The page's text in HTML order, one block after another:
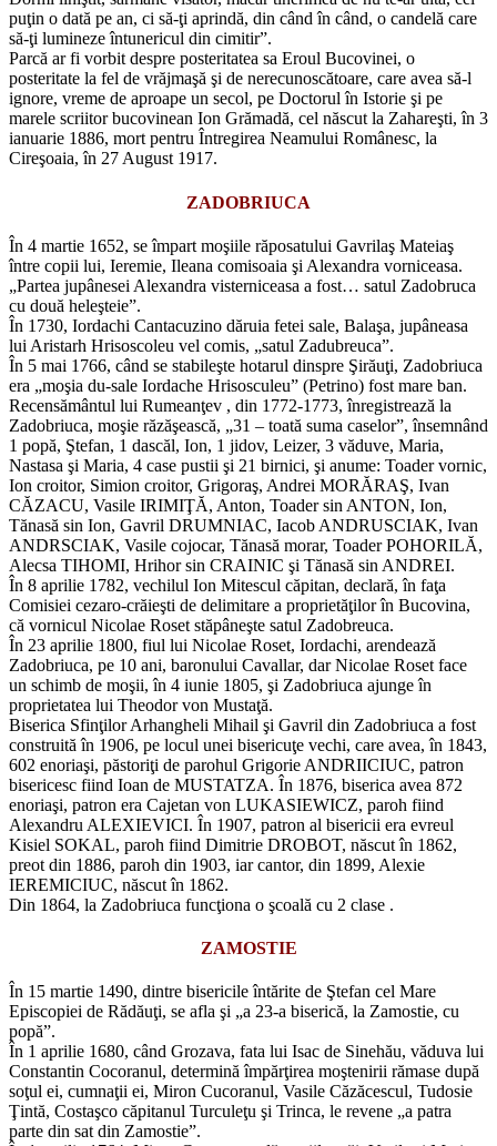
puţin o dată pe an, ci să-ţi aprindă, din când în când, o candelă care
să-ţi lumineze întunericul din cimitir”.
Parcă ar fi vorbit despre posteritatea sa Eroul Bucovinei, o
posteritate la fel de vrăjmaşă şi de nerecunoscătoare, care avea să-l
ignore, vreme de aproape un secol, pe Doctorul în Istorie şi pe
marele scriitor bucovinean Ion Grămadă, cel născut la Zahareşti, în 3
ianuarie 1886, mort pentru Întregirea Neamului Românesc, la
Cireşoaia, în 27 August 1917.
ZADOBRIUCA
În 4 martie 1652, se împart moşiile răposatului Gavrilaş Mateiaş
între copii lui, Ieremie, Ileana comisoaia şi Alexandra vorniceasa.
„Partea jupânesei Alexandra visterniceasa a fost… satul Zadobruca
cu două heleşteie”.
În 1730, Iordachi Cantacuzino dăruia fetei sale, Balaşa, jupâneasa
lui Aristarh Hrisoscoleu vel comis, „satul Zadubreuca”.
În 5 mai 1766, când se stabileşte hotarul dinspre Şirăuţi, Zadobriuca
era „moşia du-sale Iordache Hrisosculeu” (Petrino) fost mare ban.
Recensământul lui Rumeanţev , din 1772-1773, înregistrează la
Zadobriuca, moşie răzăşească, „31 – toată suma caselor”, însemnând
1 popă, Ştefan, 1 dascăl, Ion, 1 jidov, Leizer, 3 văduve, Maria,
Nastasa şi Maria, 4 case pustii şi 21 birnici, şi anume: Toader vornic,
Ion croitor, Simion croitor, Grigoraş, Andrei MORĂRAŞ, Ivan
CĂZACU, Vasile IRIMIŢĂ, Anton, Toader sin ANTON, Ion,
Tănasă sin Ion, Gavril DRUMNIAC, Iacob ANDRUSCIAK, Ivan
ANDRSCIAK, Vasile cojocar, Tănasă morar, Toader POHORILĂ,
Alecsa TIHOMI, Hrihor sin CRAINIC şi Tănasă sin ANDREI.
În 8 aprilie 1782, vechilul Ion Mitescul căpitan, declară, în faţa
Comisiei cezaro-crăieşti de delimitare a proprietăţilor în Bucovina,
că vornicul Nicolae Roset stăpâneşte satul Zadobreuca.
În 23 aprilie 1800, fiul lui Nicolae Roset, Iordachi, arendează
Zadobriuca, pe 10 ani, baronului Cavallar, dar Nicolae Roset face
un schimb de moşii, în 4 iunie 1805, şi Zadobriuca ajunge în
proprietatea lui Theodor von Mustaţă.
Biserica Sfinţilor Arhangheli Mihail şi Gavril din Zadobriuca a fost
construită în 1906, pe locul unei bisericuţe vechi, care avea, în 1843,
602 enoriaşi, păstoriţi de parohul Grigorie ANDRIICIUC, patron
bisericesc fiind Ioan de MUSTATZA. În 1876, biserica avea 872
enoriaşi, patron era Cajetan von LUKASIEWICZ, paroh fiind
Alexandru ALEXIEVICI. În 1907, patron al bisericii era evreul
Kisiel SOKAL, paroh fiind Dimitrie DROBOT, născut în 1862,
preot din 1886, paroh din 1903, iar cantor, din 1899, Alexie
IEREMICIUC, născut în 1862.
Din 1864, la Zadobriuca funcţiona o şcoală cu 2 clase .
ZAMOSTIE
În 15 martie 1490, dintre bisericile întărite de Ştefan cel Mare
Episcopiei de Rădăuţi, se afla şi „a 23-a biserică, la Zamostie, cu
popă”.
În 1 aprilie 1680, când Grozava, fata lui Isac de Sinehău, văduva lui
Constantin Cocoranul, determină împărţirea moştenirii rămase după
soţul ei, cumnaţii ei, Miron Cucoranul, Vasile Căzăcescul, Tudosie
Ţintă, Costaşco căpitanul Turculeţu şi Trinca, le revene „a patra
parte din sat din Zamostie”.